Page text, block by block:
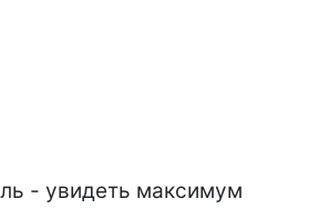
- увидеть максимум